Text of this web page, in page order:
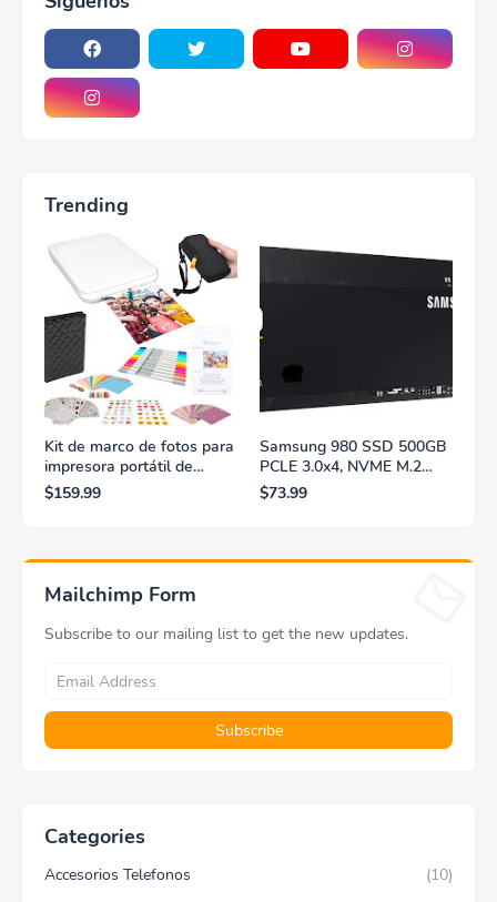
Trending
Kit de marco de fotos para
impresora portátil de
fotografías y vídeos
Lifeprint 3x4,5 (blanca)
$159.99
Samsung 980 SSD 500GB
PCLE 3.0x4, NVME M.2
2280, accionamiento sólido
interno, almacenamiento
tecnología HMB,
MZ-V8V500B/AM
$73.99
Mailchimp Form
Subscribe to our mailing list to get the new updates.
Categories
Accesorios Telefonos
(10)